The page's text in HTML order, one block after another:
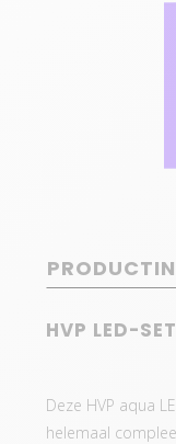
HVP LED-
Deze HVP aqua
helemaal